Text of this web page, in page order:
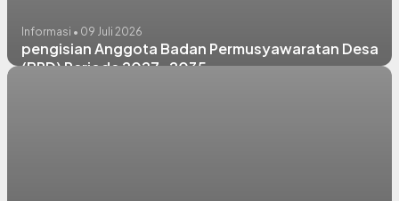
Informasi • 09 Juli 2026
pengisian Anggota Badan Permusyawaratan Desa
(BPD) Periode 2027-2035